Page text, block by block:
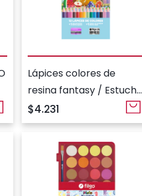
Lápices colores de
resina fantasy / Estuche
12 + 2HB + goma +
sacapunta fantasia
Capibara
$4.231